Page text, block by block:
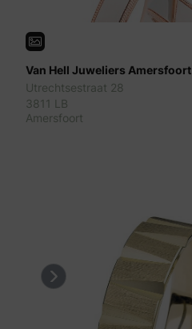
Van Hell Juweliers Amersfoort
Utrechtsestraat 28
3811 LB
Amersfoort
Previous